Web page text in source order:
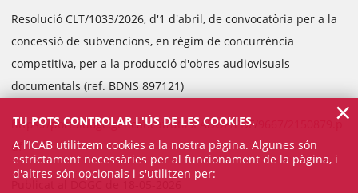
Resolució CLT/1033/2026, d'1 d'abril, de convocatòria per a la
concessió de subvencions, en règim de concurrència
competitiva, per a la producció d'obres audiovisuals
documentals (ref. BDNS 897121)
https://portaldogc.gencat.cat/utilsEADOP/PDF/9667/2150879.p
df
Publicat al DOGC de 18-05-2026
TU POTS CONTROLAR L'ÚS DE LES COOKIES.
A l’ICAB utilitzem cookies a la nostra pàgina. Algunes són
estrictament necessàries per al funcionament de la pàgina, i
d'altres són opcionals i s'utilitzen per:
×